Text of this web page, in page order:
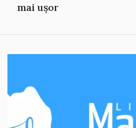
mai ușor